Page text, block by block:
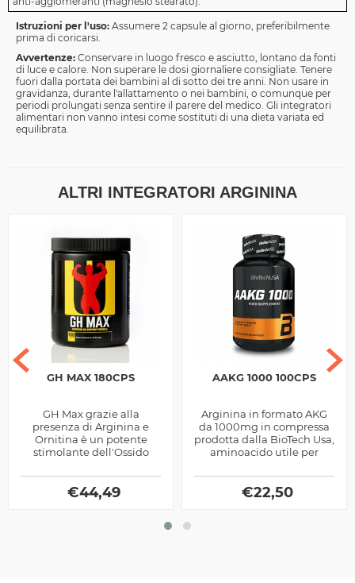
Istruzioni per l'uso: Assumere 2 capsule al giorno, preferibilmente
prima di coricarsi.
Avvertenze: Conservare in luogo fresco e asciutto, lontano da fonti
di luce e calore. Non superare le dosi giornaliere consigliate. Tenere
fuori dalla portata dei bambini al di sotto dei tre anni. Non usare in
gravidanza, durante l'allattamento o nei bambini, o comunque per
periodi prolungati senza sentire il parere del medico. Gli integratori
alimentari non vanno intesi come sostituti di una dieta variata ed
equilibrata.
ALTRI INTEGRATORI ARGININA
GH MAX 180CPS
GH Max grazie alla
presenza di Arginina e
Ornitina è un potente
stimolante dell'Ossido
estratti vegetali prodotto
dalle Universal...
€44,49
AAKG 1000 100CPS
Arginina in formato AKG
da 1000mg in compressa
prodotta dalla BioTech Usa,
aminoacido utile per
muscolare.
€22,50